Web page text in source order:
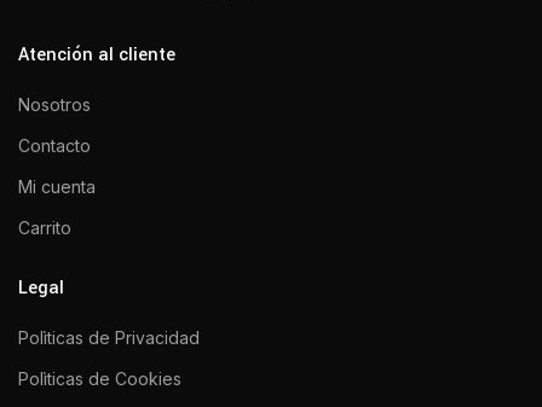
Atención al cliente
Nosotros
Contacto
Mi cuenta
Carrito
Legal
Polìticas de Privacidad
Polìticas de Cookies